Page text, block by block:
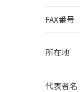
FAX番号
所在地
代表者名